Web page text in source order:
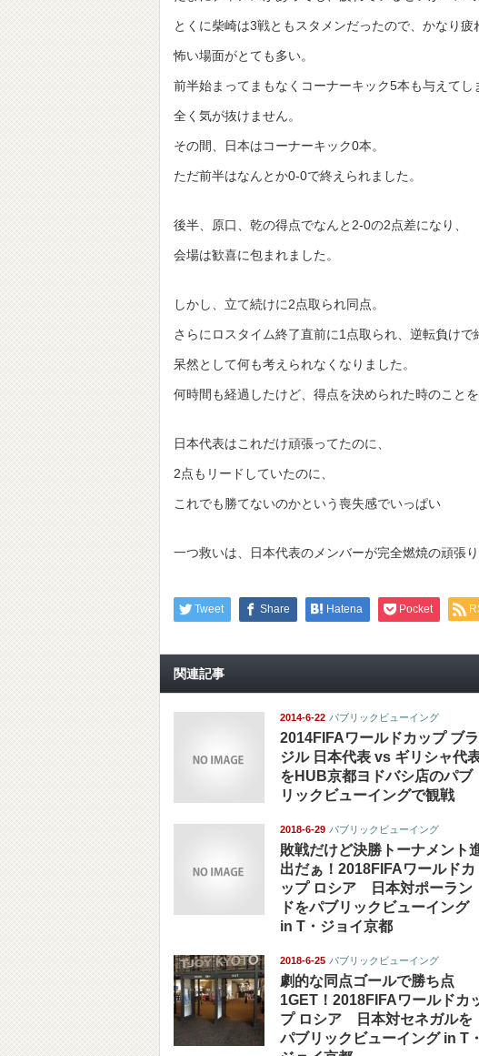
とくに柴崎は3戦ともスタメンだったので、かなり疲
怖い場面がとても多い。
前半始まってまもなくコーナーキック5本も与えてし
全く気が抜けません。
その間、日本はコーナーキック0本。
ただ前半はなんとか0-0で終えられました。
後半、原口、乾の得点でなんと2-0の2点差になり、
会場は歓喜に包まれました。
しかし、立て続けに2点取られ同点。
さらにロスタイム終了直前に1点取られ、逆転負けで
呆然として何も考えられなくなりました。
何時間も経過したけど、得点を決められた時のこと
日本代表はこれだけ頑張ってたのに、
2点もリードしていたのに、
これでも勝てないのかという喪失感でいっぱい
一つ救いは、日本代表のメンバーが完全燃焼の頑張り
Tweet Share Hatena Pocket
関連記事
2014-6-22 パブリックビューイング
2014FIFAワールドカップ ブラ
ジル 日本代表 vs ギリシャ代
をHUB京都ヨドバシ店のパブ
リックビューイングで観戦
2018-6-29 パブリックビューイング
敗戦だけど決勝トーナメント
出だぁ！2018FIFAワールドカ
ップ ロシア 日本対ポーラン
ドをパブリックビューイング
in T・ジョイ京都
2018-6-25 パブリックビューイング
劇的な同点ゴールで勝ち点
1GET！2018FIFAワールドカ
プ ロシア 日本対セネガルを
パブリックビューイング in T・